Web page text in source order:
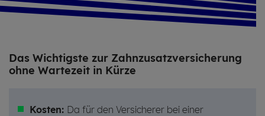
Das Wich­tigs­te zur Zahn­zu­satz­ver­si­che­rung
ohne War­te­zeit in Kürze
Kosten: Da für den Versicherer bei einer